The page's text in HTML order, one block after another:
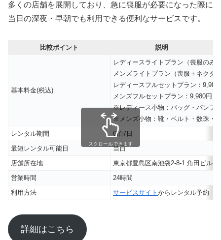
多くの店舗を展開しており、急に喪服が必要になった際に
当日の深夜・早朝でも利用できる便利なサービスです。
比較ポイント 説明
基本料金(税込)
レディースライトプラン（喪服のみ
メンズライトプラン（喪服＋ネクタ
レディースフルセットプラン：9,980
メンズフルセットプラン：9,980円（
※レディース小物：バッグ・パンプ
※メンズ小物：靴・ベルト・数珠・
レンタル期間
6泊7日
最短レンタル可能日
当日
店舗所在地
東京都豊島区南池袋2-8-1 角田ビル4
営業時間
24時間
利用方法
サービスサイト からレンタル予約
スクロールできます
詳細はこちら